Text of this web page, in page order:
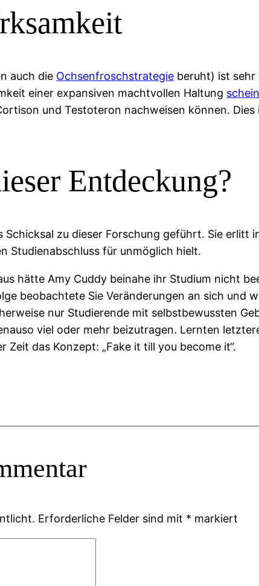
auch die Ochsenfroschstrategie beruht) ist sehr
einer expansiven machtvollen Haltung
und Testoteron nachweisen können.
Entdeckung?
zu dieser Forschung geführt. Sie erlitt
Studienabschluss für unmöglich hielt.
hätte Amy Cuddy beinahe ihr Studium nicht
beobachtete Sie Veränderungen an sich und
nur Studierende mit selbstbewussten
viel oder mehr beizutragen. Lernten
Zeit das Konzept: „Fake it till you become it“.
Erforderliche Felder sind mit * markiert